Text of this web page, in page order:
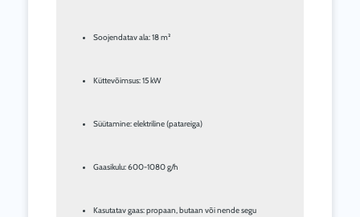
Soojendatav ala: 18 m²
Küttevõimsus: 15 kW
Süütamine: elektriline (patareiga)
Gaasikulu: 600-1080 g/h
Kasutatav gaas: propaan, butaan või nende segu